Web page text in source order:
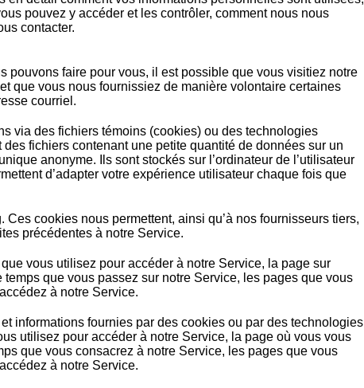
pouvez y accéder et les contrôler, comment nous nous
contacter.
pouvons faire pour vous, il est possible que vous visitiez notre
que vous nous fournissiez de manière volontaire certaines
courriel.
via des fichiers témoins (cookies) ou des technologies
fichiers contenant une petite quantité de données sur un
anonyme. Ils sont stockés sur l’ordinateur de l’utilisateur
d’adapter votre expérience utilisateur chaque fois que
cookies nous permettent, ainsi qu’à nos fournisseurs tiers,
précédentes à notre Service.
vous utilisez pour accéder à notre Service, la page sur
que vous passez sur notre Service, les pages que vous
à notre Service.
informations fournies par des cookies ou par des technologies
utilisez pour accéder à notre Service, la page où vous vous
que vous consacrez à notre Service, les pages que vous
à notre Service.